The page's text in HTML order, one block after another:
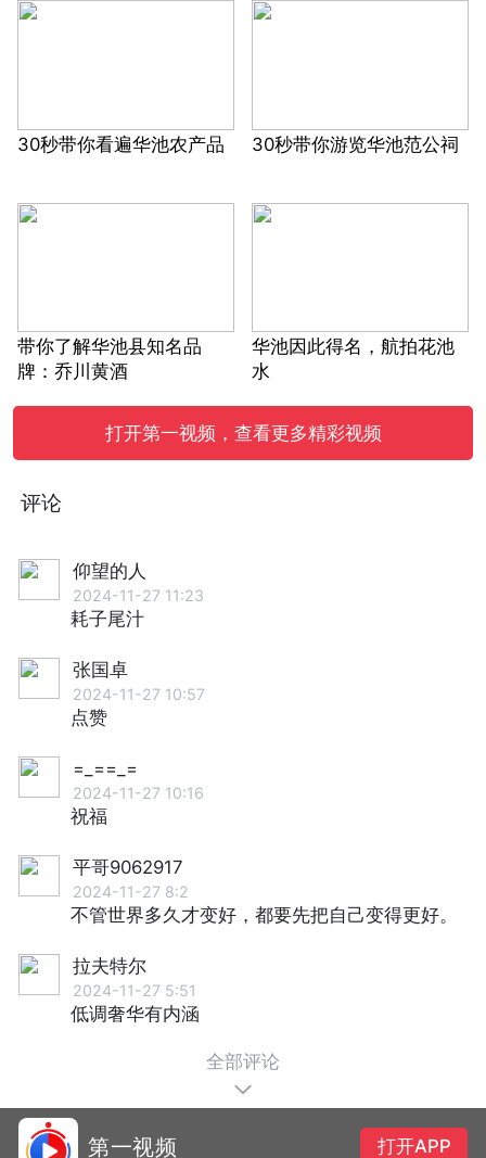
30秒带你看遍华池农产品 30秒带你游览华池范公祠
带你了解华池县知名品
牌：乔川黄酒
华池因此得名，航拍花池
水
打开第一视频，查看更多精彩视频
评论
仰望的人
2024-11-27 11:23
耗子尾汁
张国卓
2024-11-27 10:57
点赞
=_==_=
2024-11-27 10:16
祝福
平哥9062917
2024-11-27 8:2
不管世界多久才变好，都要先把自己变得更好。
拉夫特尔
2024-11-27 5:51
低调奢华有内涵
全部评论
第一视频 打开APP